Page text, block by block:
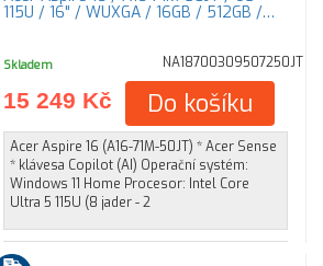
115U / 16" / WUXGA / 16GB / 512GB /…
Skladem NA18700309507250JT
15 249 Kč Do košíku
Acer Aspire 16 (A16-71M-50JT) * Acer Sense
* klávesa Copilot (AI) Operační systém:
Windows 11 Home Procesor: Intel Core
Ultra 5 115U (8 jader - 2